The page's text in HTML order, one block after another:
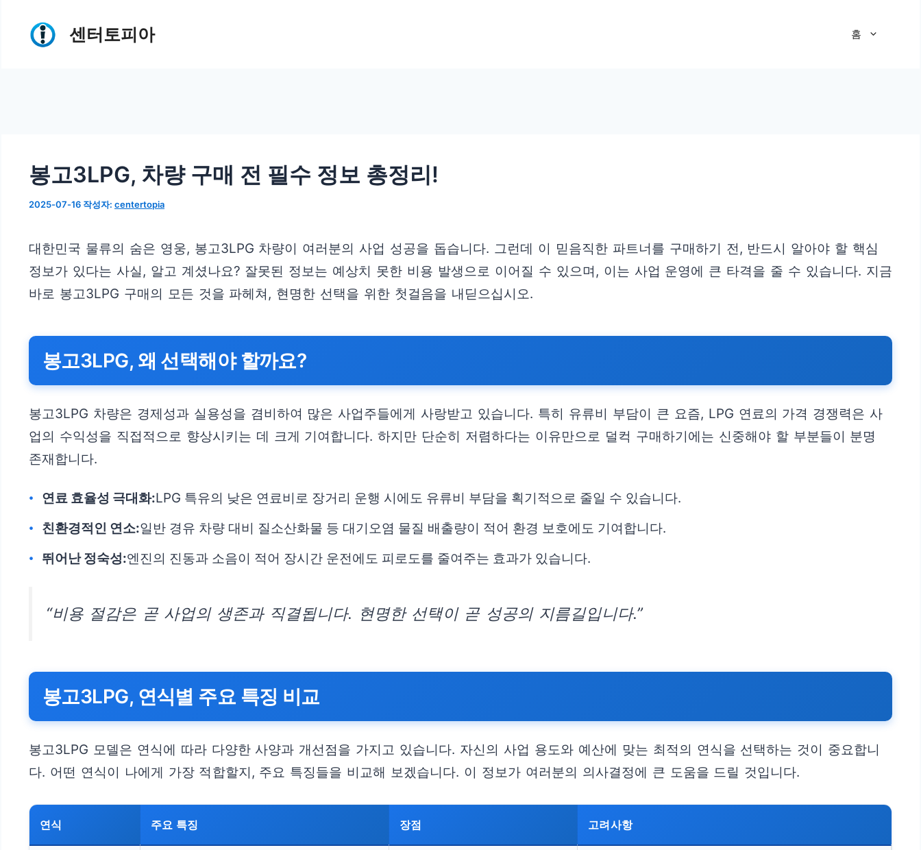
센터토피아 홈
봉고3LPG, 차량 구매 전 필수 정보 총정리!
2025-07-16 작성자: centertopia
대한민국 물류의 숨은 영웅, 봉고3LPG 차량이 여러분의 사업 성공을 돕습니다. 그런데 이 믿음직한 파트너를 구매하기 전, 반드시 알아야 할 핵심
정보가 있다는 사실, 알고 계셨나요? 잘못된 정보는 예상치 못한 비용 발생으로 이어질 수 있으며, 이는 사업 운영에 큰 타격을 줄 수 있습니다. 지금
바로 봉고3LPG 구매의 모든 것을 파헤쳐, 현명한 선택을 위한 첫걸음을 내딛으십시오.
봉고3LPG, 왜 선택해야 할까요?
봉고3LPG 차량은 경제성과 실용성을 겸비하여 많은 사업주들에게 사랑받고 있습니다. 특히 유류비 부담이 큰 요즘, LPG 연료의 가격 경쟁력은 사
업의 수익성을 직접적으로 향상시키는 데 크게 기여합니다. 하지만 단순히 저렴하다는 이유만으로 덜컥 구매하기에는 신중해야 할 부분들이 분명
존재합니다.
연료 효율성 극대화:LPG 특유의 낮은 연료비로 장거리 운행 시에도 유류비 부담을 획기적으로 줄일 수 있습니다.
친환경적인 연소:일반 경유 차량 대비 질소산화물 등 대기오염 물질 배출량이 적어 환경 보호에도 기여합니다.
뛰어난 정숙성:엔진의 진동과 소음이 적어 장시간 운전에도 피로도를 줄여주는 효과가 있습니다.
“비용 절감은 곧 사업의 생존과 직결됩니다. 현명한 선택이 곧 성공의 지름길입니다.”
봉고3LPG, 연식별 주요 특징 비교
봉고3LPG 모델은 연식에 따라 다양한 사양과 개선점을 가지고 있습니다. 자신의 사업 용도와 예산에 맞는 최적의 연식을 선택하는 것이 중요합니
다. 어떤 연식이 나에게 가장 적합할지, 주요 특징들을 비교해 보겠습니다. 이 정보가 여러분의 의사결정에 큰 도움을 드릴 것입니다.
연식 주요 특징 장점 고려사항